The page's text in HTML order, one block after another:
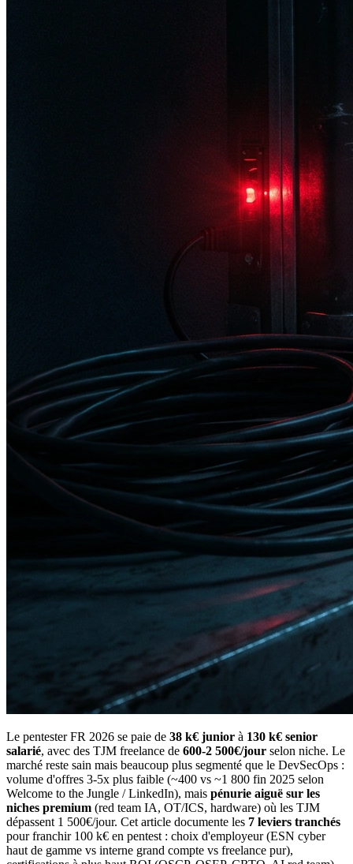
Le pentester FR 2026 se paie de 38 k€ junior à 130 k€ senior
salarié, avec des TJM freelance de 600-2 500€/jour selon niche. Le
marché reste sain mais beaucoup plus segmenté que le DevSecOps :
volume d'offres 3-5x plus faible (~400 vs ~1 800 fin 2025 selon
Welcome to the Jungle / LinkedIn), mais pénurie aiguë sur les
niches premium (red team IA, OT/ICS, hardware) où les TJM
dépassent 1 500€/jour. Cet article documente les 7 leviers tranchés
pour franchir 100 k€ en pentest : choix d'employeur (ESN cyber
haut de gamme vs interne grand compte vs freelance pur),